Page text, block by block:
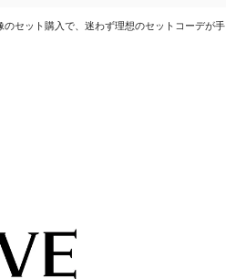
セット購入で、迷わず理想のセットコーデが手